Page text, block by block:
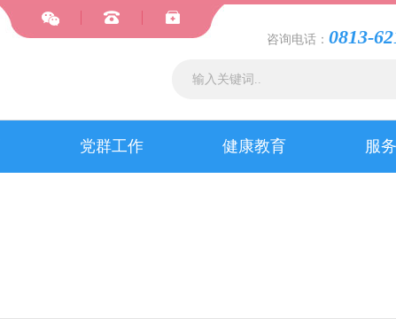
咨询电话： 0813-
党群工作 健康教育 服